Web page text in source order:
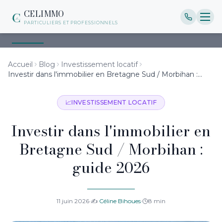
CELIMMO
PARTICULIERS ET PROFESSIONNELS
Accueil Blog
Investissement locatif
Investir dans l'immobilier en Bretagne Sud / Morbihan :
📈INVESTISSEMENT LOCATIF
Investir dans l'immobilier en
Bretagne Sud / Morbihan :
guide 2026
11 juin 2026·✍️ Céline Bihoues· 8 min